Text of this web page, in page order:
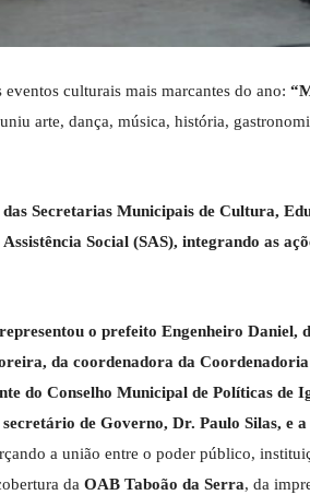
culturais mais marcantes do ano:
arte, dança, música, história,
Secretarias Municipais de Cultura,
Social (SAS), integrando as
o prefeito Engenheiro Daniel,
da coordenadora da
do Conselho Municipal de Políticas de
de Governo, Dr. Paulo Silas, e
a união entre o poder público,
da OAB Taboão da Serra, da